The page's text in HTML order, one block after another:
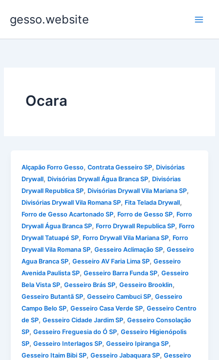
para
conteúdo
gesso.website
Ocara
Alçapão Forro Gesso,Contrata Gesseiro SP, Divisórias
Drywall, Divisórias Drywall Água Branca SP, Divisórias
Drywall Republica SP, Divisórias Drywall Vila Mariana SP,
Divisórias Drywall Vila Romana SP, Fita Telada Drywall,
Forro de Gesso Acartonado SP, Forro de Gesso SP, Forro
Drywall Água Branca SP, Forro Drywall Republica SP, Forro
Drywall Tatuapé SP, Forro Drywall Vila Mariana SP, Forro
Drywall Vila Romana SP,Gesseiro Aclimação SP,Gesseiro
Agua Branca SP,Gesseiro AV Faria Lima SP,Gesseiro
Avenida Paulista SP,Gesseiro Barra Funda SP,Gesseiro
Bela Vista SP,Gesseiro Brás SP,Gesseiro Brooklin,
Gesseiro Butantã SP,Gesseiro Cambuci SP,Gesseiro
Campo Belo SP,Gesseiro Casa Verde SP,Gesseiro Centro
de SP,Gesseiro Cidade Jardim SP,Gesseiro Consolação
SP,Gesseiro Freguesia do Ó SP,Gesseiro Higienópolis
SP,Gesseiro Interlagos SP,Gesseiro Ipiranga SP,
Gesseiro Itaim Bibi SP,Gesseiro Jabaquara SP,Gesseiro